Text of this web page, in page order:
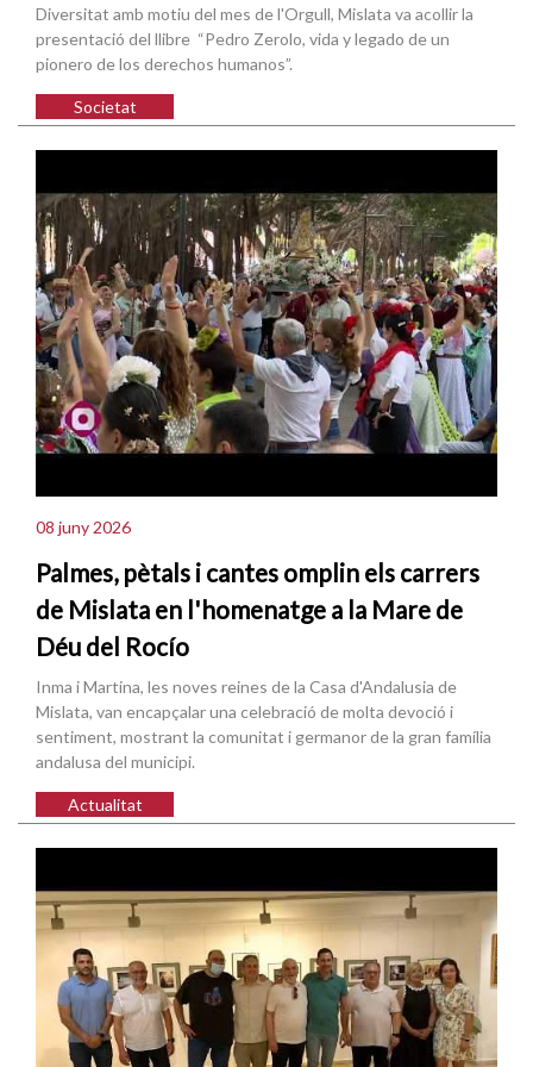
Diversitat amb motiu del mes de l'Orgull, Mislata va acollir la
presentació del llibre “Pedro Zerolo, vida y legado de un
pionero de los derechos humanos”.
Societat
08 juny 2026
Palmes, pètals i cantes omplin els carrers
de Mislata en l'homenatge a la Mare de
Déu del Rocío
Inma i Martina, les noves reines de la Casa d'Andalusia de
Mislata, van encapçalar una celebració de molta devoció i
sentiment, mostrant la comunitat i germanor de la gran família
andalusa del municipi.
Actualitat